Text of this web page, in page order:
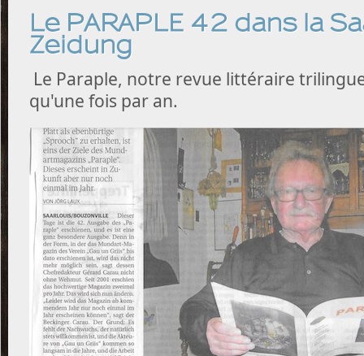
Le PARAPLE 42 dans la
Zeidung
Le Paraple, notre revue littéraire
qu'une fois par an.